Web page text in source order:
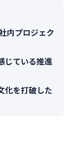
内プロジェク
じている推進
化を打破した